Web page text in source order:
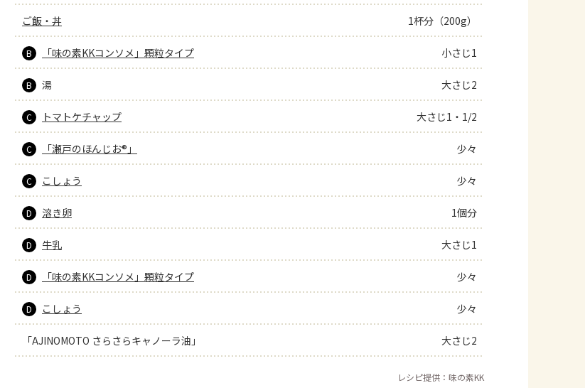
もっと見る
ご飯・丼 1杯分（200g）
B 「味の素KKコンソメ」顆粒タイプ 小さじ1
B 湯 大さじ2
C トマトケチャップ 大さじ1・1/2
C 「瀬戸のほんじお®」 少々
C こしょう 少々
D 溶き卵 1個分
D 牛乳 大さじ1
D 「味の素KKコンソメ」顆粒タイプ 少々
D こしょう 少々
「AJINOMOTO さらさらキャノーラ油」 大さじ2
レシピ提供：味の素KK